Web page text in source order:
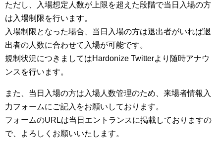
ただし、入場想定人数が上限を超えた段階で当日入場の方
は入場制限を行います。
入場制限となった場合、当日入場の方は退出者がいれば退
出者の人数に合わせて入場が可能です。
規制状況につきましてはHardonize Twitterより随時アナウ
ンスを行います。
また、当日入場の方は入場人数管理のため、来場者情報入
力フォームにご記入をお願いしております。
フォームのURLは当日エントランスに掲載しておりますの
で、よろしくお願いいたします。